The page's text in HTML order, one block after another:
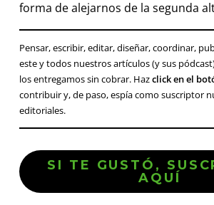
forma de alejarnos de la segunda
Pensar, escribir, editar, diseñar, coordinar,
este y todos nuestros artículos (y sus
los entregamos sin cobrar. Hazclick en el
contribuir y, de paso, espía como suscriptor
editoriales.
SI TE GUSTÓ,
AQUÍ